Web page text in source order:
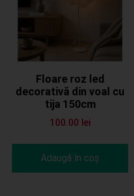
Floare roz led
decorativă din voal cu
tija 150cm
100.00 lei
Adaugă în coș